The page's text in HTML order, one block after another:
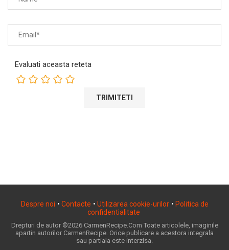
Evaluati aceasta reteta
Despre noi • Contacte • Utilizarea cookie-urilor • Politica de
confidentialitate
Drepturi de autor ©2026 CarmenRecipe.Com Toate articolele, imaginile
apartin autorilor CarmenRecipe. Orice publicare a acestora integrala
sau partiala este interzisa.